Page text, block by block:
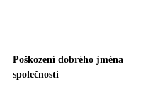
Poškození dobrého jména
společnosti